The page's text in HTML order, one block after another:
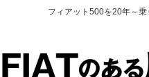
フィアット500を20年～